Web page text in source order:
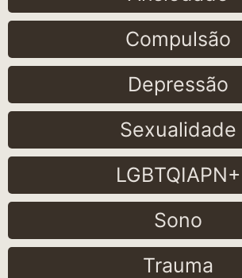
Compulsão
Depressão
Sexualidade
LGBTQIAPN+
Sono
Trauma